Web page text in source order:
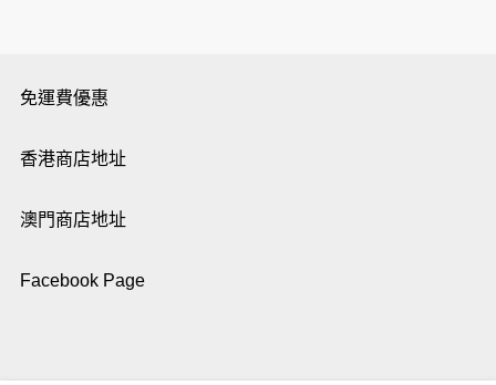
免運費優惠
香港商店地址
澳門商店地址
Facebook Page